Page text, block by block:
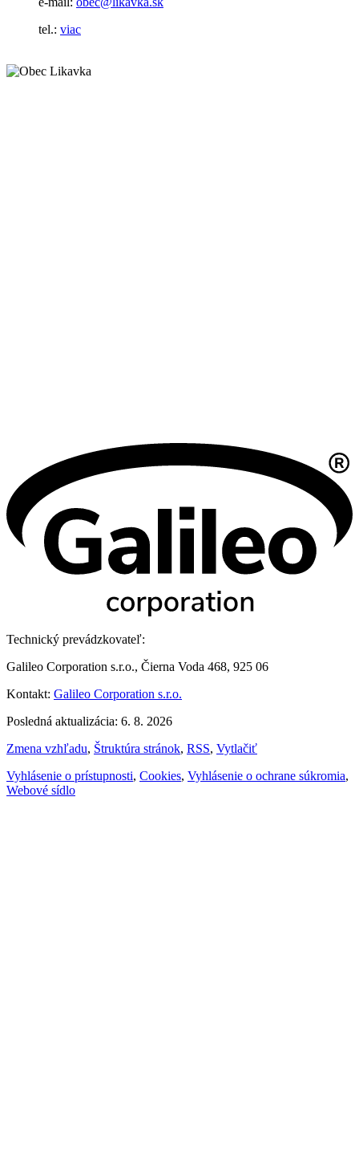
tel.: viac
Technický prevádzkovateľ:
Galileo Corporation s.r.o., Čierna Voda 468, 925 06
Kontakt: Galileo Corporation s.r.o.
Posledná aktualizácia: 6. 8. 2026
Zmena vzhľadu, Štruktúra stránok, RSS, Vytlačiť
Vyhlásenie o prístupnosti, Cookies, Vyhlásenie o ochrane súkromia,
Webové sídlo